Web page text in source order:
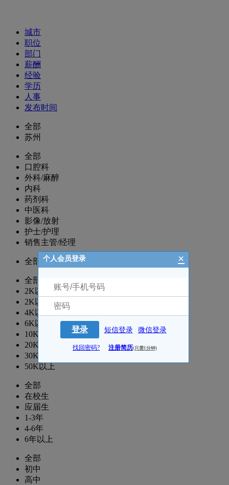
城市
职位
部门
薪酬
经验
学历
人事
发布时间
全部
苏州
全部
口腔科
外科/麻醉
内科
药剂科
中医科
影像/放射
护士/护理
销售主管/经理
全部
全部
2K以下
2K以上
4K以上
6K以上
10K以上
20K以上
30K以上
50K以上
全部
在校生
应届生
1-3年
4-6年
6年以上
全部
初中
高中
个人会员登录 ×
登录 短信登录 微信登录
找回密码? 注册简历(只需1分钟)